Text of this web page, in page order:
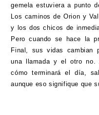
gemela estuviera a punto
Los caminos de Orion y
y los dos chicos de
Pero cuando se hace la
Final, sus vidas cambian
una llamada y el otro no.
cómo terminará el día,
aunque eso signifique que